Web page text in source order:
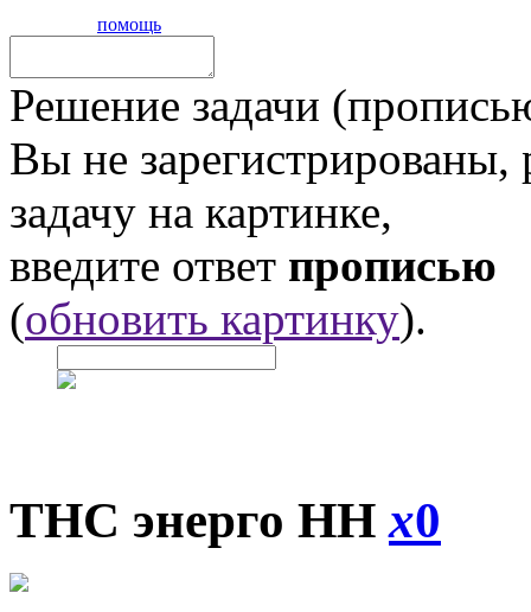
помощь
Решение задачи
Вы не
задачу на картинке,
введите ответ прописью
(обновить картинку).
ТНС энерго ННx0